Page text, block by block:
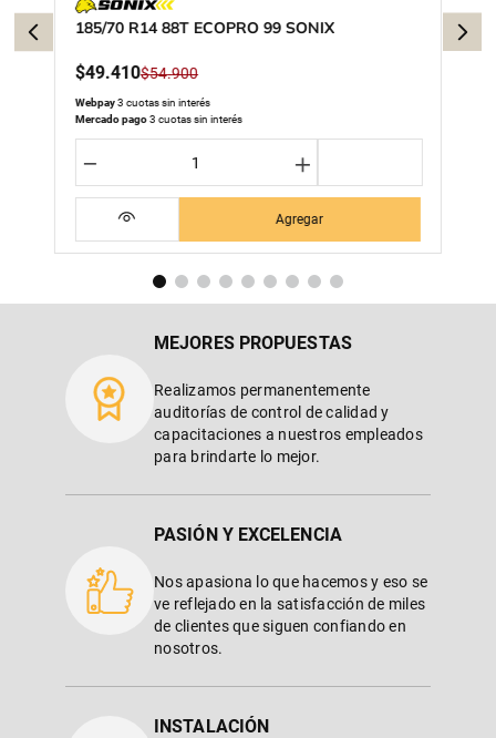
185/70 R14 88T ECOPRO 99 SONIX
$49.410$54.900
Webpay3 cuotas sin interés
Mercado pago3 cuotas sin interés
＋
－
Agregar
MEJORES PROPUESTAS
Realizamos permanentemente
auditorías de control de calidad y
capacitaciones a nuestros empleados
para brindarte lo mejor.
PASIÓN Y EXCELENCIA
Nos apasiona lo que hacemos y eso se
ve reflejado en la satisfacción de miles
de clientes que siguen confiando en
nosotros.
INSTALACIÓN